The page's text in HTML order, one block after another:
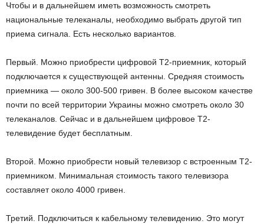
Чтобы и в дальнейшем иметь возможность смотреть
национальные телеканалы, необходимо выбрать другой тип
приема сигнала. Есть несколько вариантов.
Первый. Можно приобрести цифровой Т2-приемник, который
подключается к существующей антенны. Средняя стоимость
приемника — около 300-500 гривен. В более высоком качестве
почти по всей территории Украины можно смотреть около 30
телеканалов. Сейчас и в дальнейшем цифровое Т2-
телевидение будет бесплатным.
Второй. Можно приобрести новый телевизор с встроенным Т2-
приемником. Минимальная стоимость такого телевизора
составляет около 4000 гривен.
Третий. Подключиться к кабельному телевидению. Это могут